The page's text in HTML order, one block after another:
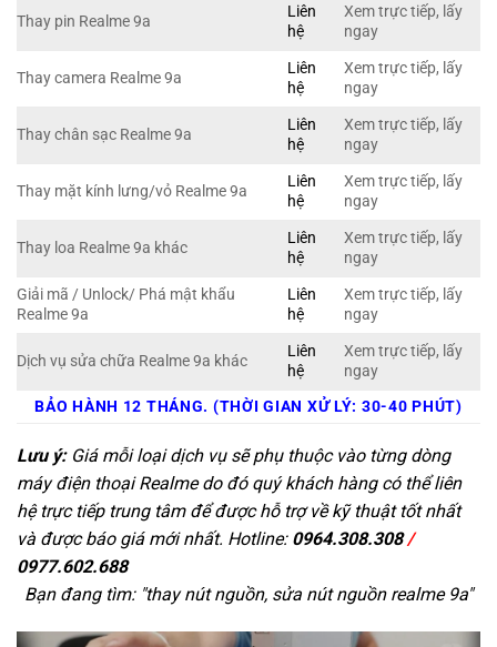
Thay pin Realme 9a
Liên
hệ
Xem trực tiếp, lấy
ngay
Thay camera Realme 9a
Liên
hệ
Xem trực tiếp, lấy
ngay
Thay chân sạc Realme 9a
Liên
hệ
Xem trực tiếp, lấy
ngay
Thay mặt kính lưng/vỏ Realme 9a
Liên
hệ
Xem trực tiếp, lấy
ngay
Thay loa Realme 9a khác
Liên
hệ
Xem trực tiếp, lấy
ngay
Giải mã / Unlock/ Phá mật khẩu
Realme 9a
Liên
hệ
Xem trực tiếp, lấy
ngay
Dịch vụ sửa chữa Realme 9a khác
Liên
hệ
Xem trực tiếp, lấy
ngay
BẢO HÀNH 12 THÁNG. (THỜI GIAN XỬ LÝ: 30-40 PHÚT)
Lưu ý:Giá mỗi loại dịch vụ sẽ phụ thuộc vào từng dòng
máy điện thoại Realme do đó quý khách hàng có thể liên
hệ trực tiếp trung tâm để được hỗ trợ về kỹ thuật tốt nhất
và được báo giá mới nhất. Hotline: 0964.308.308/
0977.602.688
Bạn đang tìm: "thay nút nguồn, sửa nút nguồn realme 9a"